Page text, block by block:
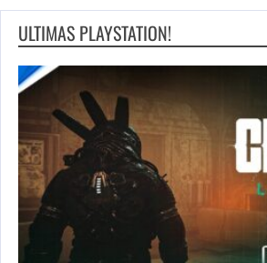
ULTIMAS PLAYSTATION!